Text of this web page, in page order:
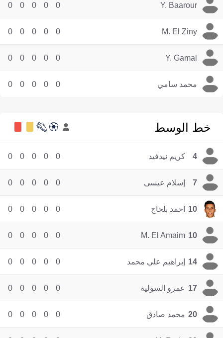
Y. Baarour
0
0
0
0
0
M. El Ziny
0
0
0
0
0
Y. Gamal
0
0
0
0
0
محمد سامي 0
0
0
0
0
خط الوسط
4 كريم نيدفيد 0
0
0
0
0
7 إسلام عيسى 0
0
0
0
0
10 احمد بلحاج 0
0
0
0
0
10
M. El Amaim
0
0
0
0
0
14 إبراهيم علي محمد 0
0
0
0
0
17 عمرو السولية 0
0
0
0
0
20 محمد صادق 0
0
0
0
0